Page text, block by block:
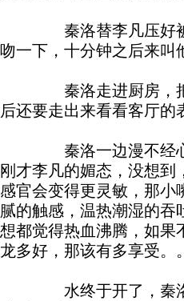
秦洛替李凡压好被
吻一下，十分钟之后来叫
秦洛走进厨房，把
后还要走出来看看客厅的
秦洛一边漫不经心
刚才李凡的媚态，没想
感官会变得更灵敏，那小
腻的触感，温热潮湿的吞
想都觉得热血沸腾，如果
龙多好，那该有多享受。
水终于开了，秦洛